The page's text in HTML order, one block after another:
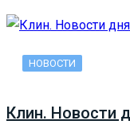
НОВОСТИ
Клин. Новости